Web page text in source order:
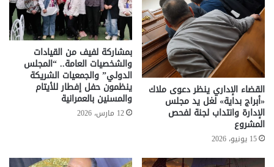
القضاء الإداري ينظر دعوى ملاك
«أبراج بداية» لغل يد مجلس
الإدارة وانتداب لجنة لفحص
المشروع
15 يونيو، 2026
بمشاركة لفيف من القيادات
والشخصيات العامة.. “المجلس
الدولي” والجمعيات الشريكة
ينظمون حفل إفطار للأيتام
والمسنين بالعمرانية
12 مارس، 2026